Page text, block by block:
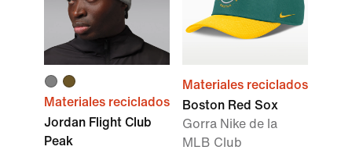
Materiales reciclados
Jordan Flight Club
Peak
Materiales reciclados
Boston Red Sox
Gorra Nike de la
MLB Club